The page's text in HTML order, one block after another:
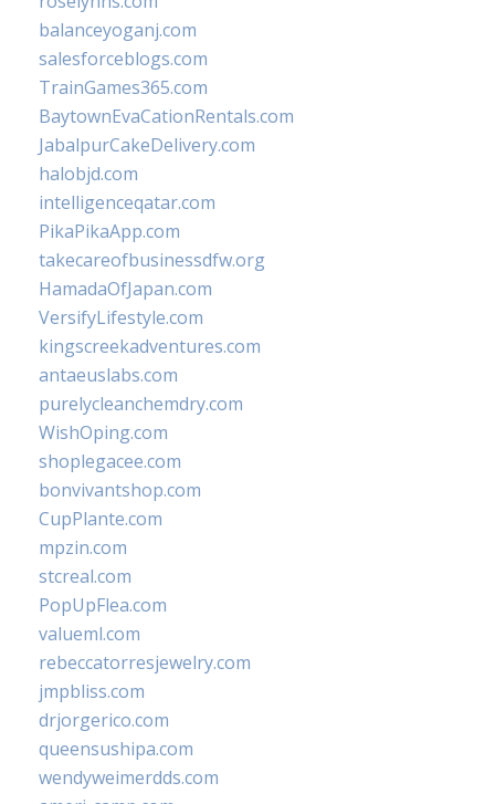
balanceyoganj.com
salesforceblogs.com
TrainGames365.com
BaytownEvaCationRentals.com
JabalpurCakeDelivery.com
halobjd.com
intelligenceqatar.com
PikaPikaApp.com
takecareofbusinessdfw.org
HamadaOfJapan.com
VersifyLifestyle.com
kingscreekadventures.com
antaeuslabs.com
purelycleanchemdry.com
WishOping.com
shoplegacee.com
bonvivantshop.com
CupPlante.com
mpzin.com
stcreal.com
PopUpFlea.com
valueml.com
rebeccatorresjewelry.com
jmpbliss.com
drjorgerico.com
queensushipa.com
wendyweimerdds.com